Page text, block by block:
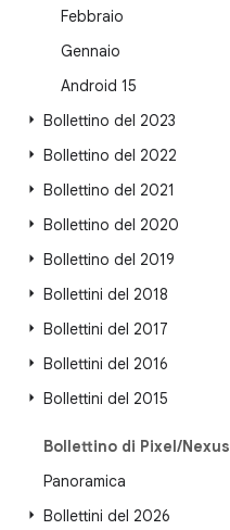
Febbraio
Gennaio
Android 15
Bollettino del 2023
Bollettino del 2022
Bollettino del 2021
Bollettino del 2020
Bollettino del 2019
Bollettini del 2018
Bollettini del 2017
Bollettini del 2016
Bollettini del 2015
Bollettino di Pixel/Nexus
Panoramica
Bollettini del 2026